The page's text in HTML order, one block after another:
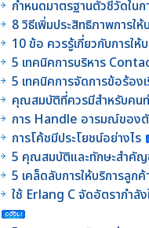
กำหนดมาตรฐานตัวชี้วัดใน
8 วิธีเพิ่มประสิทธิภาพการให้
10 ข้อ ควรรู้เกี่ยวกับการให้
5 เทคนิคการบริหาร
5 เทคนิคการจัดการข้อร้อ
คุณสมบัติที่ควรมีสำหรับคน
การ Handle อารมณ์ของตั
การโค้ชมีประโยชน์อย่างไร
5 คุณสมบัติและทักษะสำคัญ
5 เคล็ดลับการให้บริการลูก
ใช้ Erlang C จัดอัตรากำลั